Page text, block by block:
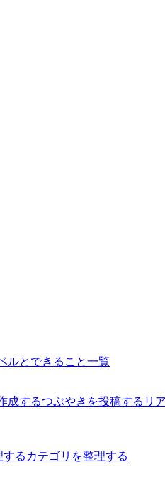
ルとできること一覧
成するつぶやきを投稿する リ
する カテゴリを整理する